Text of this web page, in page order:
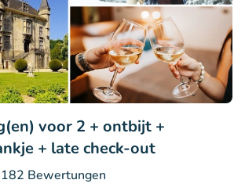
voor 2 + ontbijt +
+ late check-out
182 Bewertungen